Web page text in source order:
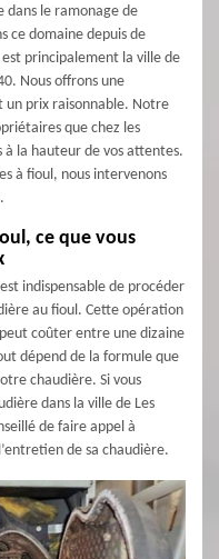
dans le ramonage de
ce domaine depuis de
principalement la ville de
Nous offrons une
prix raisonnable. Notre
que chez les
la hauteur de vos attentes.
à fioul, nous intervenons
ce que vous
indispensable de procéder
au fioul. Cette opération
coûter entre une dizaine
dépend de la formule que
chaudière. Si vous
dans la ville de Les
de faire appel à
de sa chaudière.